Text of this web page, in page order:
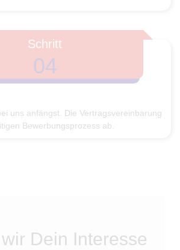
Schritt
04
uns anfängst. Die Vertragsvereinbarung
Bewerbungsprozess ab.
Dein Interesse